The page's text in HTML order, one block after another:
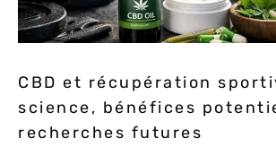
CBD et récupération
science, bénéfices
recherches futures